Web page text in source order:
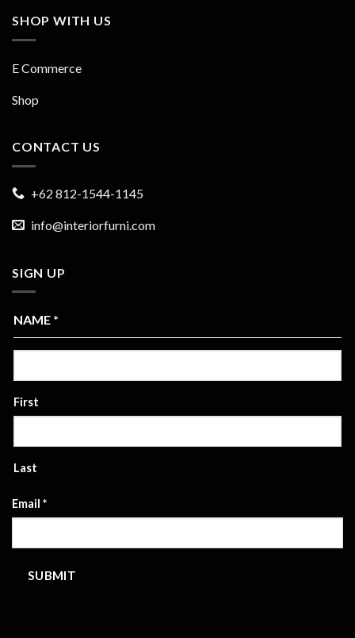
SHOP WITH US
E Commerce
Shop
CONTACT US
+62 812-1544-1145
info@interiorfurni.com
SIGN UP
NAME *
First
Last
Email *
SUBMIT